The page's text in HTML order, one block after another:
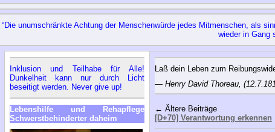
“Die unumschränkte Achtung der Menschenwürde jedes Mitmenschen, als
wieder in Gang
Inklusion und Teilhabe für Alle!
Dunkelheit kann nur durch Licht
beseitigt werden. Never give up!
Lebenshilfe und Rehapflege
Schwerstbehinderter daheim
Laß dein Leben zum
— Henry David Thoreau,
← Ältere Beiträge
[D+70] Verantwortung erkennen